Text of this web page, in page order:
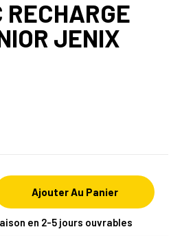
JENIX
Ajouter Au Panier
en 2-5 jours ouvrables